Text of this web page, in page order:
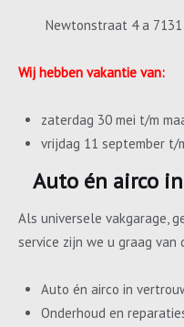
Newtonstraat 4 a
Wij hebben vakantie van:
zaterdag 30 mei t/m
vrijdag 11 september t/
Auto én airco
Als universele vakgarage,
service zijn we u graag van
Auto én airco in
Onderhoud en